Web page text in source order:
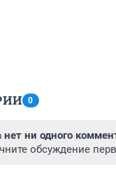
0
нет ни одного
обсуждение